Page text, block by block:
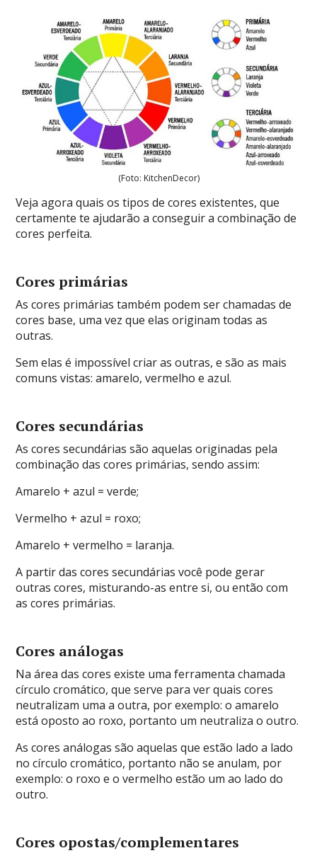
(Foto: KitchenDecor)
Veja agora quais os tipos de cores existentes, que
certamente te ajudarão a conseguir a combinação de
cores perfeita.
Cores primárias
As cores primárias também podem ser chamadas de
cores base, uma vez que elas originam todas as
outras.
Sem elas é impossível criar as outras, e são as mais
comuns vistas: amarelo, vermelho e azul.
Cores secundárias
As cores secundárias são aquelas originadas pela
combinação das cores primárias, sendo assim:
Amarelo + azul = verde;
Vermelho + azul = roxo;
Amarelo + vermelho = laranja.
A partir das cores secundárias você pode gerar
outras cores, misturando-as entre si, ou então com
as cores primárias.
Cores análogas
Na área das cores existe uma ferramenta chamada
círculo cromático, que serve para ver quais cores
neutralizam uma a outra, por exemplo: o amarelo
está oposto ao roxo, portanto um neutraliza o outro.
As cores análogas são aquelas que estão lado a lado
no círculo cromático, portanto não se anulam, por
exemplo: o roxo e o vermelho estão um ao lado do
outro.
Cores opostas/complementares